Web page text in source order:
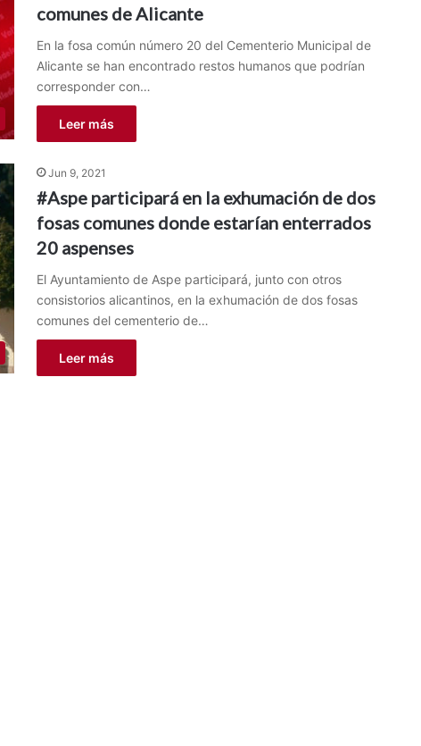
comunes de Alicante
En la fosa común número 20 del Cementerio Municipal de
Alicante se han encontrado restos humanos que podrían
corresponder con…
Leer más
Jun 9, 2021
#Aspe participará en la exhumación de dos
fosas comunes donde estarían enterrados
20 aspenses
El Ayuntamiento de Aspe participará, junto con otros
consistorios alicantinos, en la exhumación de dos fosas
comunes del cementerio de…
Leer más